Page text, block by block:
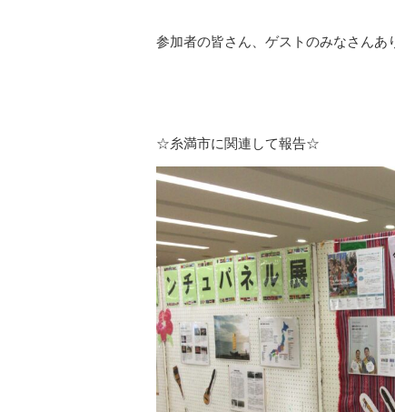
参加者の皆さん、ゲストのみなさんあ
☆糸満市に関連して報告☆